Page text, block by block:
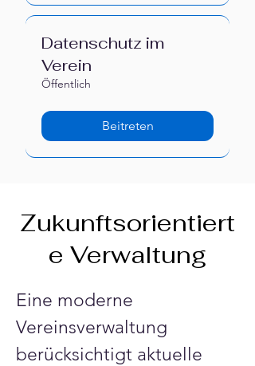
Datenschutz im
Verein
Öffentlich
Beitreten
Zukunftsorientiert
e Verwaltung
Eine moderne
Vereinsverwaltung
berücksichtigt aktuelle